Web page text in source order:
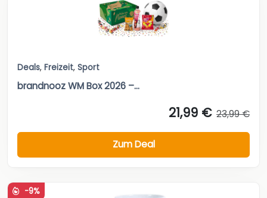
Deals, Freizeit, Sport
brandnooz WM Box 2026 –...
21,99 € 23,99 €
Zum Deal
-9%